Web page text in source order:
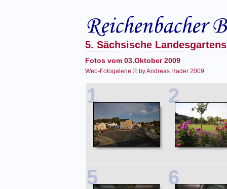
5. Sächsische
Fotos vom 03.Oktober 2009
Web-Fotogalerie © by Andreas Hader 2009
1 2
5 6